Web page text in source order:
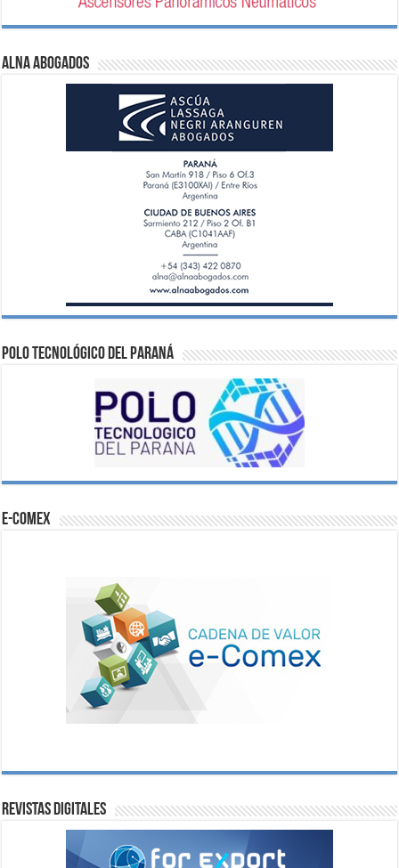
ALNA Abogados
Polo Tecnológico del Paraná
e-comex
Revistas digitales